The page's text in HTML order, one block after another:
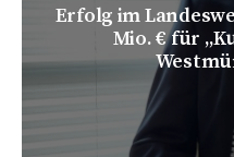
Erfolg im
Mio. € für